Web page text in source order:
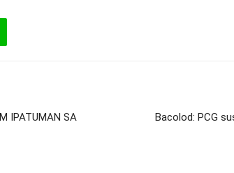
IPATUMAN SA
Bacolod: PCG